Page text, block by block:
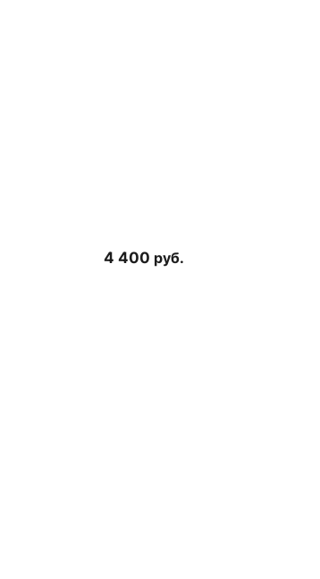
4 400 руб.